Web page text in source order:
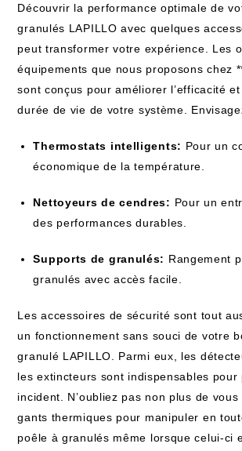
Découvrir la performance optimale de
granulés LAPILLO avec quelques
peut transformer votre expérience. Les
équipements que nous proposons chez
sont conçus pour améliorer l’efficacité
durée de vie de votre système.
Thermostats intelligents: Pour un
économique de la température.
Nettoyeurs de cendres: Pour un
des performances durables.
Supports de granulés: Rangement
granulés avec accès facile.
Les accessoires de sécurité sont tout
un fonctionnement sans souci de votre
granulé LAPILLO. Parmi eux, les
les extincteurs sont indispensables pour
incident. N’oubliez pas non plus de
gants thermiques pour manipuler en
poêle à granulés même lorsque celui-ci